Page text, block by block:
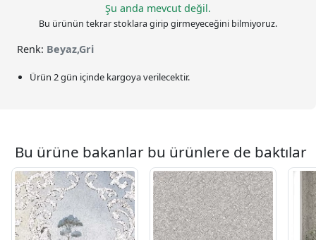
Şu anda mevcut değil.
Bu ürünün tekrar stoklara girip girmeyeceğini bilmiyoruz.
Renk: Beyaz,Gri
Ürün 2 gün içinde kargoya verilecektir.
Bu ürüne bakanlar bu ürünlere de baktılar